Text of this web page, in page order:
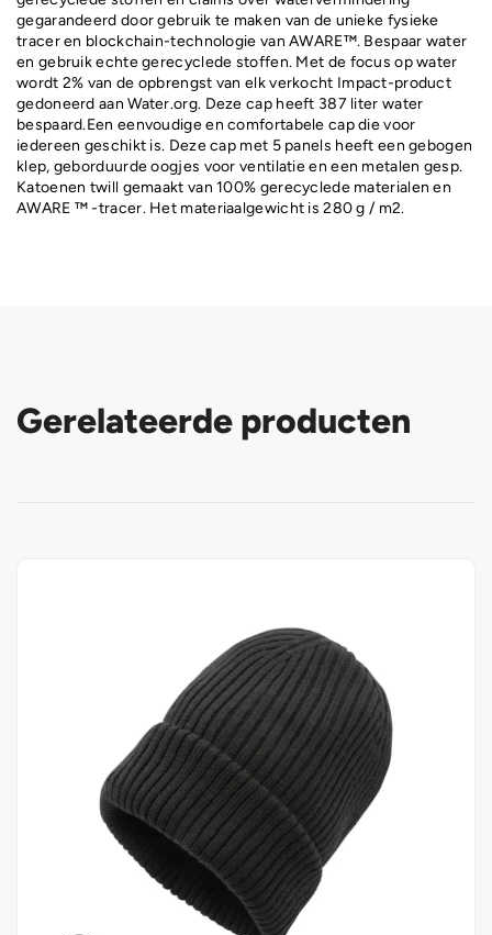
gegarandeerd door gebruik te maken van de unieke fysieke
tracer en blockchain-technologie van AWARE™. Bespaar water
en gebruik echte gerecyclede stoffen. Met de focus op water
wordt 2% van de opbrengst van elk verkocht Impact-product
gedoneerd aan Water.org. Deze cap heeft 387 liter water
bespaard.Een eenvoudige en comfortabele cap die voor
iedereen geschikt is. Deze cap met 5 panels heeft een gebogen
klep, geborduurde oogjes voor ventilatie en een metalen gesp.
Katoenen twill gemaakt van 100% gerecyclede materialen en
AWARE ™ -tracer. Het materiaalgewicht is 280 g / m2.
Gerelateerde producten